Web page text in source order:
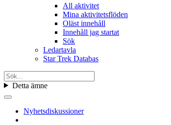
All aktivitet
Mina aktivitetsflöden
Oläst innehåll
Innehåll jag startat
Sök
Ledartavla
Star Trek Databas
Detta ämne
Nyhetsdiskussioner